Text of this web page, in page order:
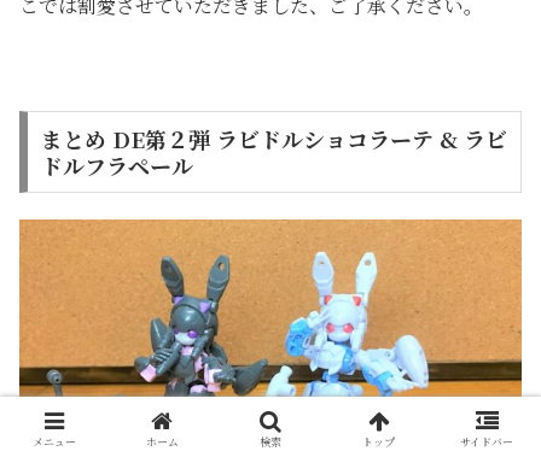
こでは割愛させていただきました、ご了承ください。
まとめ DE第２弾 ラビドルショコラーテ & ラビ
ドルフラペール
メニュー ホーム 検索 トップ サイドバー